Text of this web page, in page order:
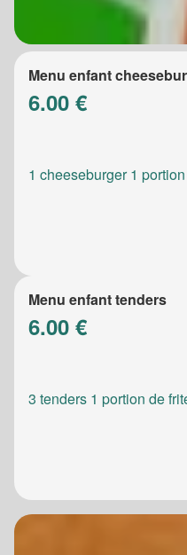
Menu enfant
6.00 €
1 cheeseburger 1
Menu enfant tenders
6.00 €
3 tenders 1 portion de